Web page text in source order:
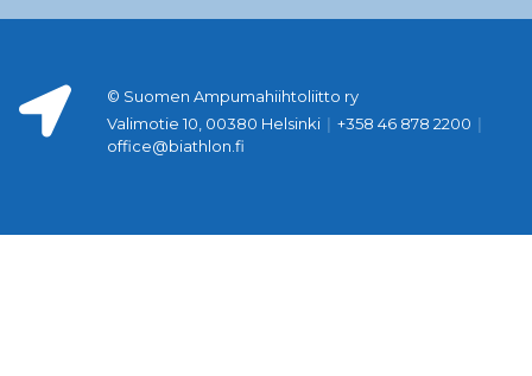
© Suomen Ampumahiihtoliitto ry
Valimotie 10, 00380 Helsinki | +358 46 878 2200 |
office@biathlon.fi